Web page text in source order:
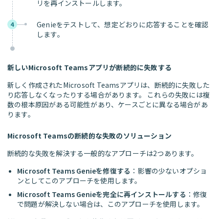
リを再インストールします。
4
Genieをテストして、想定どおりに応答することを確認
します。
新しいMicrosoft Teamsアプリが断続的に失敗する
新しく作成されたMicrosoft Teamsアプリは、断続的に失敗した
り応答しなくなったりする場合があります。 これらの失敗には複
数の根本原因がある可能性があり、ケースごとに異なる場合があ
ります。
Microsoft Teamsの断続的な失敗のソリューション
断続的な失敗を解決する一般的なアプローチは2つあります。
Microsoft Teams Genieを修復する ：影響の少ないオプショ
ンとしてこのアプローチを使用します。
Microsoft Teams Genieを完全に再インストールする ：修復
で問題が解決しない場合は、このアプローチを使用します。